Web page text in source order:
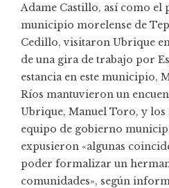
Adame Castillo, así como el
municipio morelense de
Cedillo, visitaron Ubrique
de una gira de trabajo por
estancia en este municipio,
Ríos mantuvieron un
Ubrique, Manuel Toro, y
equipo de gobierno
expusieron «algunas
poder formalizar un
comunidades», según